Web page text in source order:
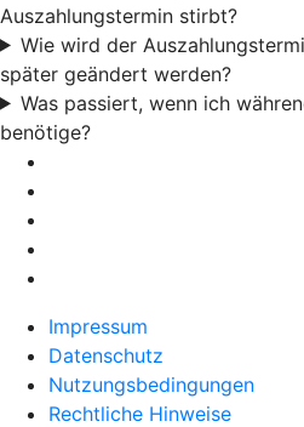
Auszahlungstermin stirbt?
Wie wird der
später geändert werden?
Was passiert, wenn ich
benötige?
Impressum
Datenschutz
Nutzungsbedingungen
Rechtliche Hinweise